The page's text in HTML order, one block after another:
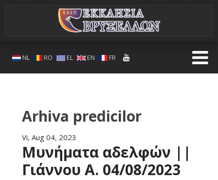
NL RO EL EN FR
Arhiva predicilor
Vi, Aug 04, 2023
Μυνήματα αδελφών ||
Γιάννου Α. 04/08/2023